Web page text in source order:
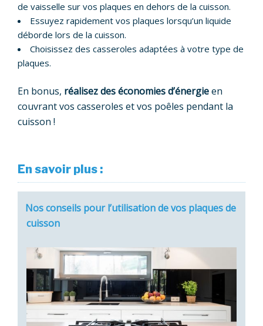
de vaisselle sur vos plaques en dehors de la cuisson.
Essuyez rapidement vos plaques lorsqu’un liquide
déborde lors de la cuisson.
Choisissez des casseroles adaptées à votre type de
plaques.
En bonus, réalisez des économies d’énergieen
couvrant vos casseroles et vos poêles pendant la
cuisson !
En savoir plus :
Nos conseils pour l’utilisation de vos plaques de
cuisson